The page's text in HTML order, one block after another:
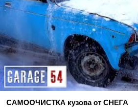
САМООЧИСТКА кузова от СНЕГА